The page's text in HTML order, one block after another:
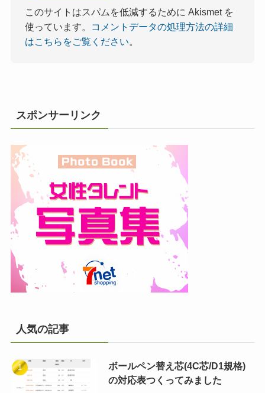
このサイトはスパムを低減するために Akismet を
使っています。
コメントデータの処理方法の詳細
はこちらをご覧ください。
スポンサーリンク
人気の記事
ボールペン替え芯(4C芯/D1規格)
の対応表つくってみました